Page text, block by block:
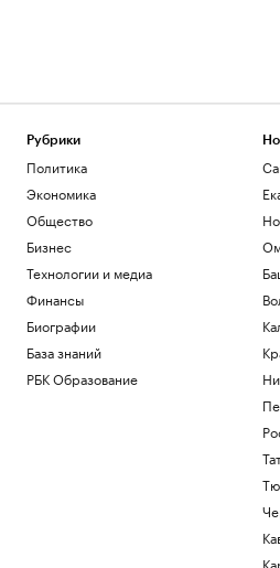
Рубрики
Политика
Экономика
Общество
Бизнес
Технологии и медиа
Финансы
Биографии
База знаний
РБК Образование